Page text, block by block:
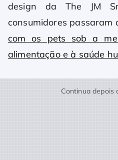
design da The JM
consumidores passaram
com os pets sob a
alimentação e à saúde
Continua depois